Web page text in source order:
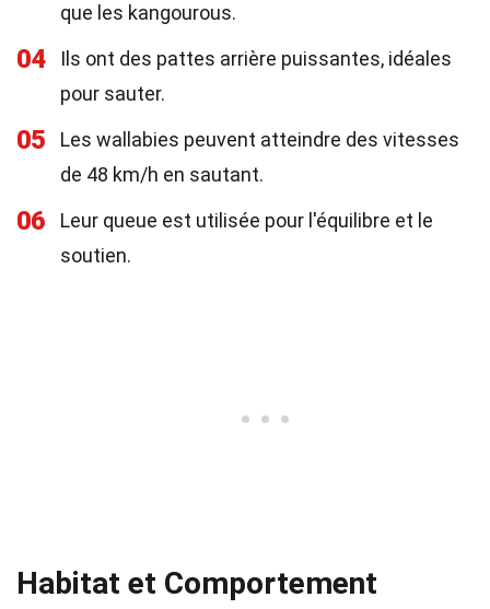
que les kangourous.
04
Ils ont des pattes arrière puissantes, idéales
pour sauter.
05
Les wallabies peuvent atteindre des vitesses
de 48 km/h en sautant.
06
Leur queue est utilisée pour l'équilibre et le
soutien.
Habitat et Comportement